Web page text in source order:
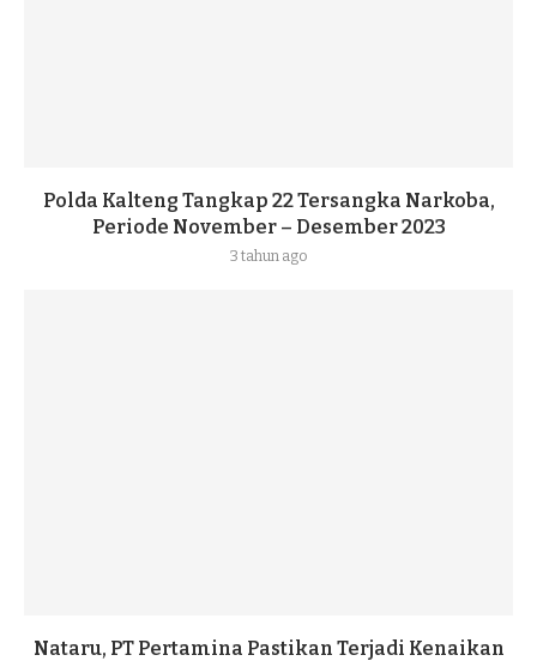
Polda Kalteng Tangkap 22 Tersangka Narkoba,
Periode November – Desember 2023
3 tahun ago
Nataru, PT Pertamina Pastikan Terjadi Kenaikan